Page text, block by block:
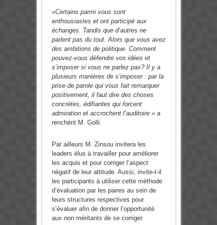
«Certains parmi vous sont
enthousiastes et ont participé aux
échanges. Tandis que d’autres ne
parlent pas du tout. Alors que vous avez
des ambitions de politique. Comment
pouvez-vous défendre vos idées et
s’imposer si vous ne parlez pas? Il y a
plusieurs manières de s’imposer : par la
prise de parole qui vous fait remarquer
positivement, il faut dire des choses
concrètes, édifiantes qui forcent
admiration et accrochent l’auditoire »a
renchérit M. Golli.
Par ailleurs M. Zinsou invitera les
leaders élus à travailler pour améliorer
les acquis et pour corriger l’aspect
négatif de leur attitude. Aussi, invite-t-il
les participants à utiliser cette méthode
d’évaluation par les paires au sein de
leurs structures respectives pour
s’évaluer afin de donner l’opportunité
aux non méritants de se corriger.